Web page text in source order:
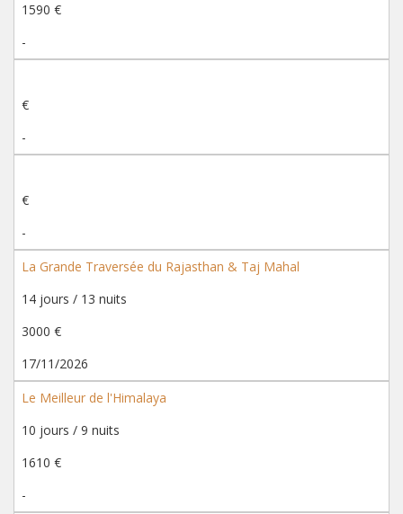
1590 €
-
€
-
€
-
La Grande Traversée du Rajasthan & Taj Mahal
14 jours / 13 nuits
3000 €
17/11/2026
Le Meilleur de l'Himalaya
10 jours / 9 nuits
1610 €
-